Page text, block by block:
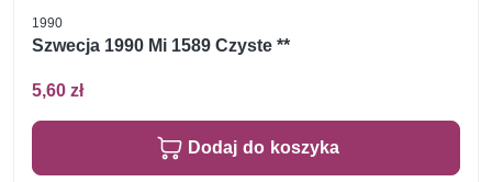
1990
Szwecja 1990 Mi 1589 Czyste **
5,60 zł
Dodaj do koszyka